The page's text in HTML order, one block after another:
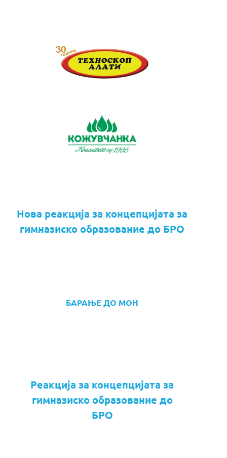
Нова реакција за концепцијата за
гимназиско образование до БРО
БАРАЊЕ ДО МОН
Реакција за концепцијата за
гимназиско образование до
БРО